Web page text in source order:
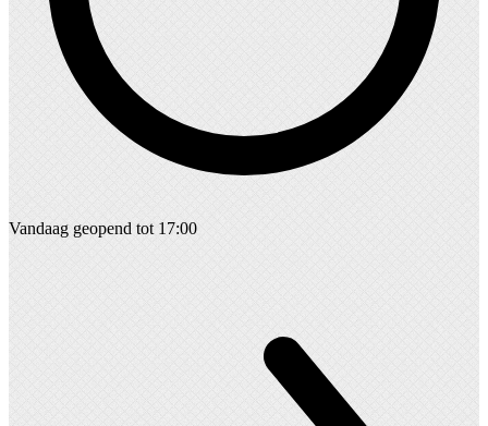
Vandaag geopend tot 17:00